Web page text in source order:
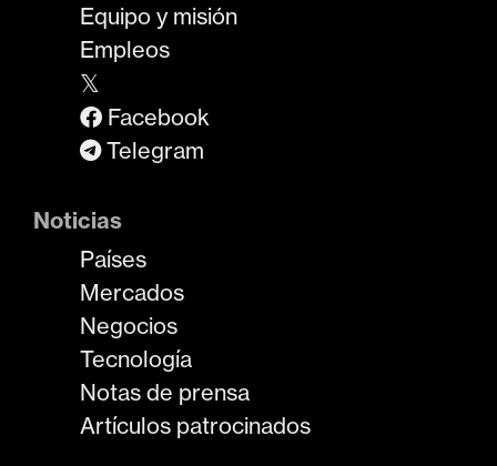
Equipo y misión
Empleos
𝕏
Facebook
Telegram
Noticias
Países
Mercados
Negocios
Tecnología
Notas de prensa
Artículos patrocinados